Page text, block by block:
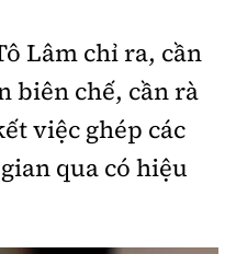
Lâm chỉ ra, cần
biên chế, cần rà
việc ghép các
qua có hiệu